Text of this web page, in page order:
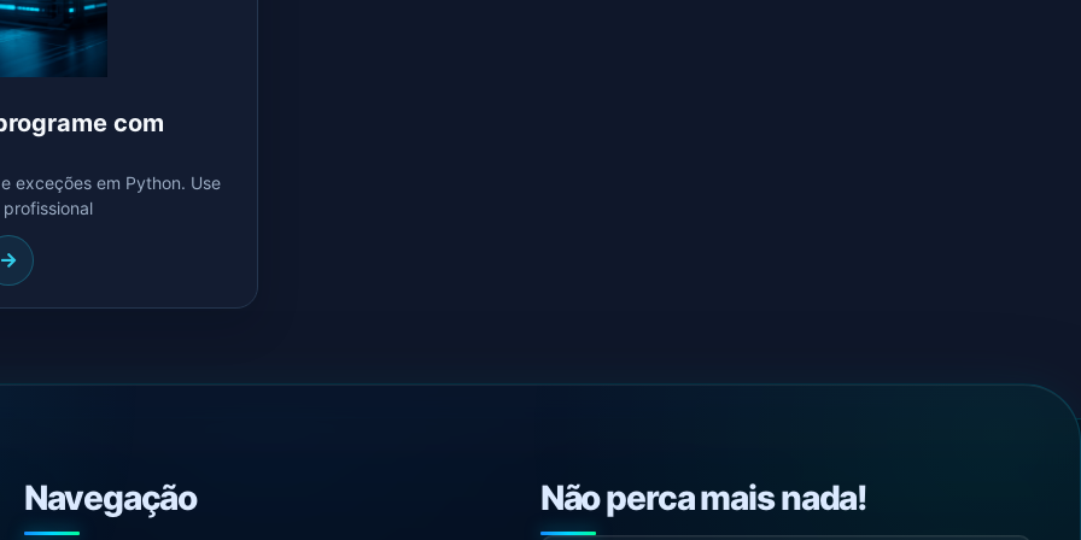
com
exceções em Python. Use
Navegação Não perca mais nada!